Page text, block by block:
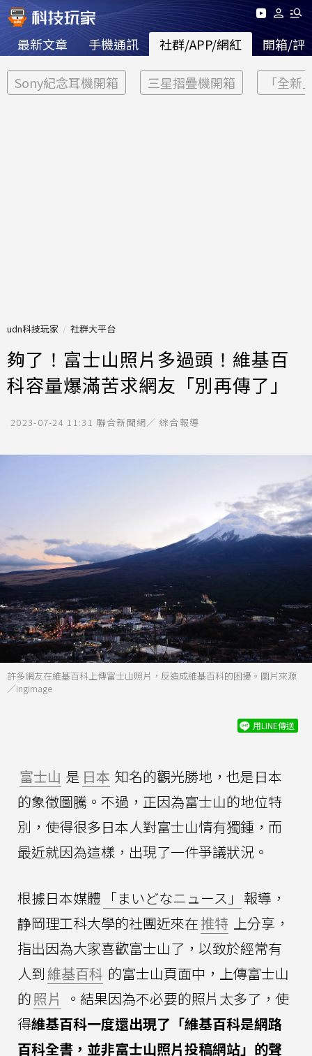
最新文章 手機通訊 社群/APP/網紅 開箱/評
Sony紀念耳機開箱 三星摺疊機開箱 「全新
udn科技玩家 社群大平台
夠了！富士山照片多過頭！維基百
科容量爆滿苦求網友「別再傳了」
2023-07-24 11:31 聯合新聞網／ 綜合報導
許多網友在維基百科上傳富士山照片，反造成維基百科的困擾。圖片來源
／ingimage
用LINE傳送
富士山 是 日本 知名的觀光勝地，也是日本
的象徵圖騰。不過，正因為富士山的地位特
別，使得很多日本人對富士山情有獨鍾，而
最近就因為這樣，出現了一件爭議狀況。
根據日本媒體 「まいどなニュース」 報導，
静岡理工科大學的社團近來在推特 上分享，
指出因為大家喜歡富士山了，以致於經常有
人到維基百科 的富士山頁面中，上傳富士山
的照片
。結果因為不必要的照片太多了，使
得維基百科一度還出現了「維基百科是網路
百科全書，並非富士山照片投稿網站」的聲